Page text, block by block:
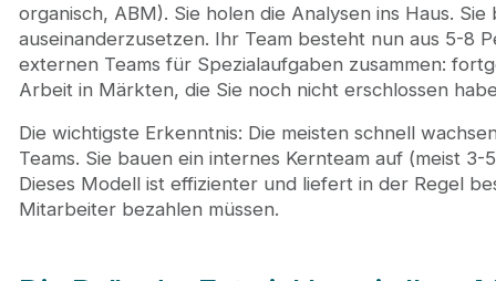
organisch, ABM). Sie holen die Analysen ins Haus.
auseinanderzusetzen. Ihr Team besteht nun aus 5-8
externen Teams für Spezialaufgaben zusammen:
Arbeit in Märkten, die Sie noch nicht erschlossen
Die wichtigste Erkenntnis: Die meisten schnell
Teams. Sie bauen ein internes Kernteam auf (meist
Dieses Modell ist effizienter und liefert in der Regel
Mitarbeiter bezahlen müssen.